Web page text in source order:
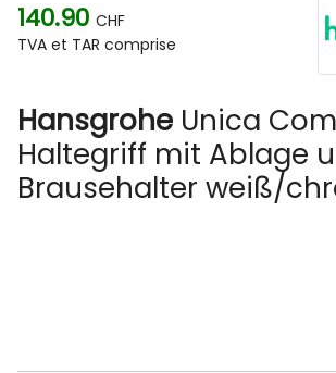
140.90 CHF
TVA et TAR comprise
Hansgrohe Unica
Haltegriff mit Ablage
Brausehalter weiß/